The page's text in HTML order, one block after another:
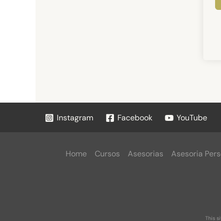
Instagram Facebook YouTube
Home Cursos Asesorias Asesoria
This